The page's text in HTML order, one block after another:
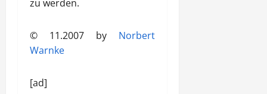
zu werden.
© 11.2007 by Norbert
Warnke
[ad]